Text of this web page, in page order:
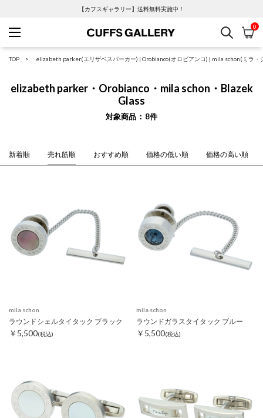
【カフスギャラリー】送料無料実施中！
Cuffs Gallery
検索 カ
0
TOP elizabeth parker(エリザベスパーカー) | Orobianco(オロビアンコ) | mila schon(ミラ・
elizabeth parker・Orobianco・mila schon・Blazek
Glass
対象商品 8件
新着順 売れ筋順 おすすめ順 価格の低い順 価格の高い順
mila schon
ラウンドシェルタイタック ブラック
￥5,500(税込)
mila schon
ラウンドガラスタイタック ブルー
￥5,500(税込)